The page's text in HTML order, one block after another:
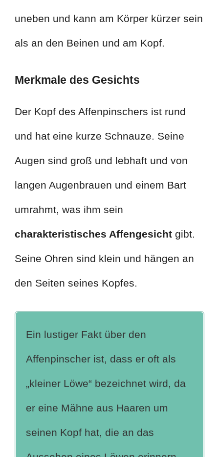
uneben und kann am Körper kürzer sein
als an den Beinen und am Kopf.
Merkmale des Gesichts
Der Kopf des Affenpinschers ist rund
und hat eine kurze Schnauze. Seine
Augen sind groß und lebhaft und von
langen Augenbrauen und einem Bart
umrahmt, was ihm sein
charakteristisches Affengesicht gibt.
Seine Ohren sind klein und hängen an
den Seiten seines Kopfes.
Ein lustiger Fakt über den
Affenpinscher ist, dass er oft als
„kleiner Löwe“ bezeichnet wird, da
er eine Mähne aus Haaren um
seinen Kopf hat, die an das